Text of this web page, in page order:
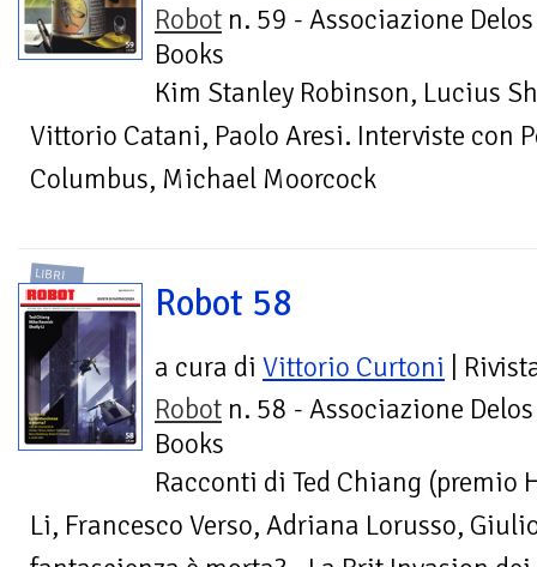
Robot n. 59 - Associazione Delos
Books
Kim Stanley Robinson, Lucius
Vittorio Catani, Paolo Aresi. Interviste con
Columbus, Michael Moorcock
LIBRI
Robot 58
a cura di Vittorio Curtoni |
Robot n. 58 - Associazione Delos
Books
Racconti di Ted Chiang (premio
Li, Francesco Verso, Adriana Lorusso,